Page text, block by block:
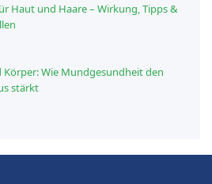
Haut und Haare – Wirkung, Tipps &
Körper: Wie Mundgesundheit den
stärkt